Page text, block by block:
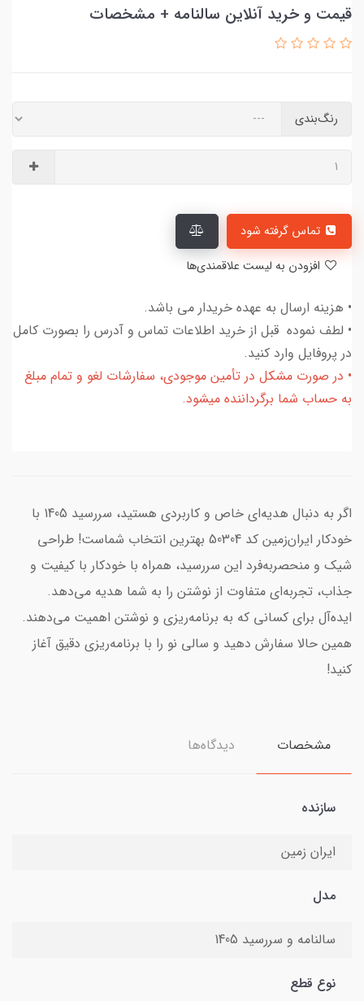
قیمت و خرید آنلاین سالنامه + مشخصات
رنگ‌بندی
تماس گرفته شود
• هزینه ارسال به عهده خریدار می باشد.
• لطف نموده قبل از خرید اطلاعات تماس و آدرس را بصورت کامل
در پروفایل وارد کنید.
• در صورت مشکل در تأمین موجودی، سفارشات لغو و تمام مبلغ
به حساب شما برگرداننده میشود.
اگر به دنبال هدیه‌ای خاص و کاربردی هستید، سررسید 1405 با
خودکار ایران‌زمین کد 50304 بهترین انتخاب شماست! طراحی
شیک و منحصر‌به‌فرد این سررسید، همراه با خودکار با کیفیت و
جذاب، تجربه‌ای متفاوت از نوشتن را به شما هدیه می‌دهد.
ایده‌آل برای کسانی که به برنامه‌ریزی و نوشتن اهمیت می‌دهند.
همین حالا سفارش دهید و سالی نو را با برنامه‌ریزی دقیق آغاز
کنید!
مشخصات دیدگاه‌ها
سازنده
ایران زمین
مدل
سالنامه و سررسید 1405
نوع قطع